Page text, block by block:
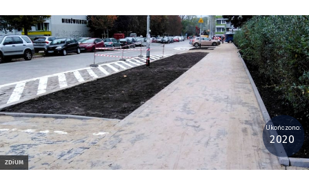
Kliknij, aby powiększyć
ZDiUM
Ukończono:
2020